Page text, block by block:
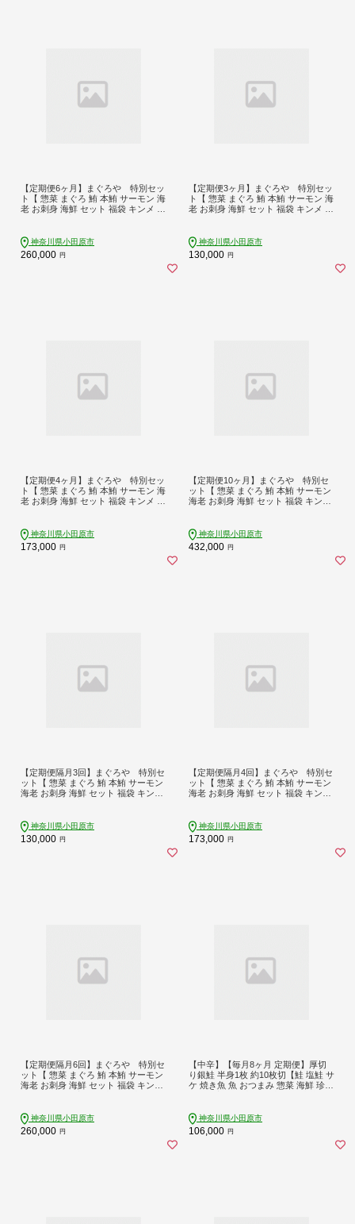
【定期便6ヶ月】まぐろや 特別セッ
ト【 惣菜 まぐろ 鮪 本鮪 サーモン 海
老 お刺身 海鮮 セット 福袋 キンメ き
酎】【 神奈川県 小田原市 】
神奈川県小田原市
260,000 円
【定期便3ヶ月】まぐろや 特別セッ
ト【 惣菜 まぐろ 鮪 本鮪 サーモン 海
老 お刺身 海鮮 セット 福袋 キンメ き
酎】【 神奈川県 小田原市 】
神奈川県小田原市
130,000 円
【定期便4ヶ月】まぐろや 特別セッ
ト【 惣菜 まぐろ 鮪 本鮪 サーモン 海
老 お刺身 海鮮 セット 福袋 キンメ き
酎】【 神奈川県 小田原市 】
神奈川県小田原市
173,000 円
【定期便10ヶ月】まぐろや 特別セ
ット【 惣菜 まぐろ 鮪 本鮪 サーモン
海老 お刺身 海鮮 セット 福袋 キンメ
酎】【 神奈川県 小田原市 】
神奈川県小田原市
432,000 円
【定期便隔月3回】まぐろや 特別セ
ット【 惣菜 まぐろ 鮪 本鮪 サーモン
海老 お刺身 海鮮 セット 福袋 キンメ
酎】【 神奈川県 小田原市 】
神奈川県小田原市
130,000 円
【定期便隔月4回】まぐろや 特別セ
ット【 惣菜 まぐろ 鮪 本鮪 サーモン
海老 お刺身 海鮮 セット 福袋 キンメ
酎】【 神奈川県 小田原市 】
神奈川県小田原市
173,000 円
【定期便隔月6回】まぐろや 特別セ
ット【 惣菜 まぐろ 鮪 本鮪 サーモン
海老 お刺身 海鮮 セット 福袋 キンメ
酎】【 神奈川県 小田原市 】
神奈川県小田原市
260,000 円
【中辛】【毎月8ヶ月 定期便】厚切
り銀鮭 半身1枚 約10枚切【鮭 塩鮭 サ
ケ 焼き魚 魚 おつまみ 惣菜 海鮮 珍味
川県 小田原市 】
神奈川県小田原市
106,000 円